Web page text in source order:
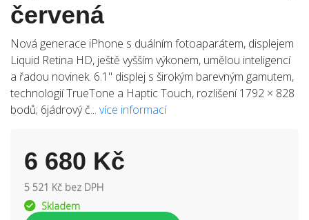
červená
Nová generace iPhone s duálním fotoaparátem, displejem
Liquid Retina HD, ještě vyšším výkonem, umělou inteligencí
a řadou novinek. 6.1" displej s širokým barevným gamutem,
technologií TrueTone a Haptic Touch, rozlišení 1792 × 828
bodů; 6jádrový č... více informací
6 680 Kč
5 521 Kč bez DPH
Skladem